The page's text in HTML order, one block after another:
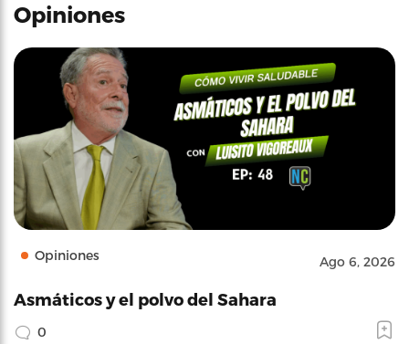
Opiniones
Opiniones Ago 6, 2026
Asmáticos y el polvo del Sahara
0